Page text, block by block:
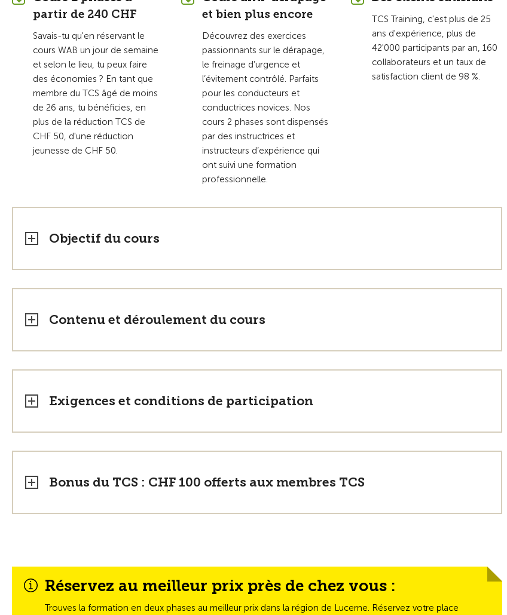
partir de 240 CHF
Savais-tu qu'en réservant le
cours WAB un jour de semaine
et selon le lieu, tu peux faire
des économies ? En tant que
membre du TCS âgé de moins
de 26 ans, tu bénéficies, en
plus de la réduction TCS de
CHF 50, d'une réduction
jeunesse de CHF 50.
et bien plus encore
Découvrez des exercices
passionnants sur le dérapage,
le freinage d’urgence et
l’évitement contrôlé. Parfaits
pour les conducteurs et
conductrices novices. Nos
cours 2 phases sont dispensés
par des instructrices et
instructeurs d’expérience qui
ont suivi une formation
professionnelle.
TCS Training, c'est plus de 25
ans d'expérience, plus de
42'000 participants par an, 160
collaborateurs et un taux de
satisfaction client de 98 %.
Objectif du cours
Contenu et déroulement du cours
Exigences et conditions de participation
Bonus du TCS : CHF 100 offerts aux membres TCS
Réservez au meilleur prix près de chez vous :
Trouves la formation en deux phases au meilleur prix dans la région de Lucerne. Réservez votre place